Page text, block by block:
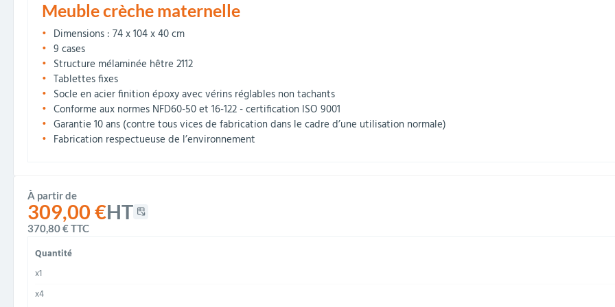
À partir de
309,00 €HT
370,80 €TTC
Quantité
x1
x4
Meuble crèche maternelle
Dimensions : 74 x 104 x 40 cm
9 cases
Structure mélaminée hêtre 2112
Tablettes fixes
Socle en acier finition époxy avec vérins réglables non tachants
Conforme aux normes NFD60-50 et 16-122 - certification ISO 9001
Garantie 10 ans (contre tous vices de fabrication dans le cadre d’une utilisation normale)
Fabrication respectueuse de l’environnement